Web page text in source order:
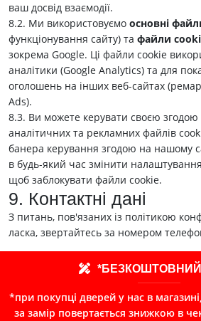
ваш досвід взаємодії.
8.2. Ми використовуємо основні
функціонування сайту) та файли
зокрема Google. Ці файли cookie
аналітики (Google Analytics) та для
оголошень на інших веб-сайтах
Ads).
8.3. Ви можете керувати своєю
аналітичних та рекламних файлів
банера керування згодою на нашому
в будь-який час змінити
щоб заблокувати файли cookie.
9. Контактні дані
З питань, пов'язаних із політикою
ласка, звертайтесь за номером
*БЕЗКОШТОВНИЙ
*при покупці дверей у нас в
за замір повертається знижкою в